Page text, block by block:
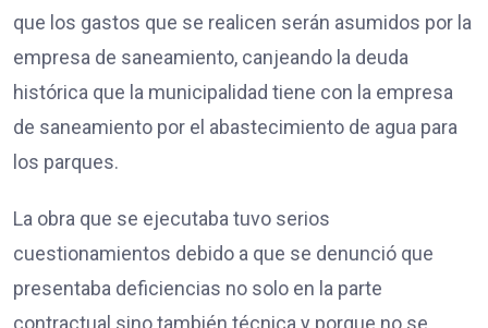
que los gastos que se realicen serán asumidos por la
empresa de saneamiento, canjeando la deuda
histórica que la municipalidad tiene con la empresa
de saneamiento por el abastecimiento de agua para
los parques.
La obra que se ejecutaba tuvo serios
cuestionamientos debido a que se denunció que
presentaba deficiencias no solo en la parte
contractual sino también técnica y porque no se